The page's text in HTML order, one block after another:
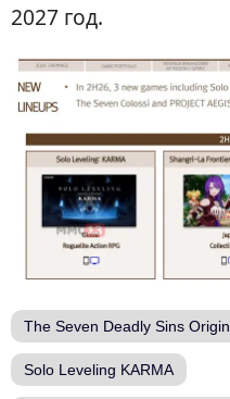
2027 год.
The Seven Deadly Sins Origin
Solo Leveling KARMA